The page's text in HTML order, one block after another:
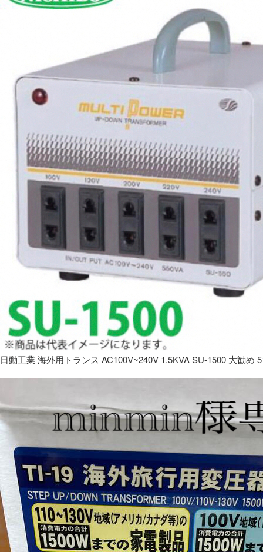
日動工業 海外用トランス AC100V~240V 1.5KVA SU-1500 大勧め